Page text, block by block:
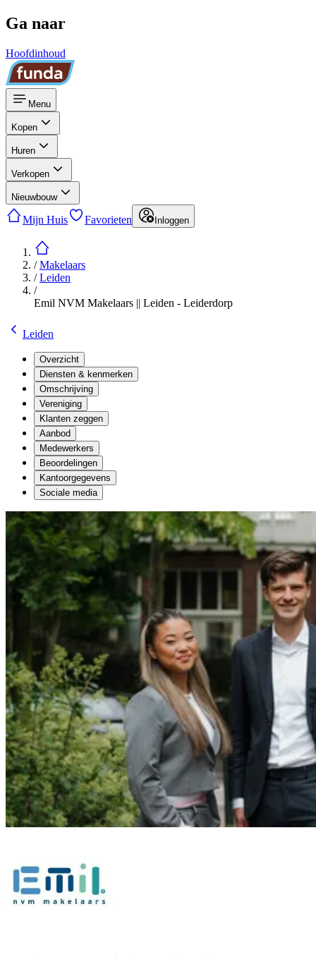
Ga naar
Hoofdinhoud
Menu
Kopen
Huren
Verkopen
Nieuwbouw
Mijn Huis Favorieten Inloggen
/Makelaars
/Leiden
/
Emil NVM Makelaars || Leiden - Leiderdorp
Leiden
Overzicht
Diensten & kenmerken
Omschrijving
Vereniging
Klanten zeggen
Aanbod
Medewerkers
Beoordelingen
Kantoorgegevens
Sociale media